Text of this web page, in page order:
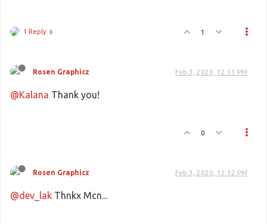
1 Reply 1
Rosen Graphicz Feb 3, 2020, 12:11 PM
@Kalana Thank you!
0
Rosen Graphicz Feb 3, 2020, 12:12 PM
@dev_lak Thnkx Mcn...